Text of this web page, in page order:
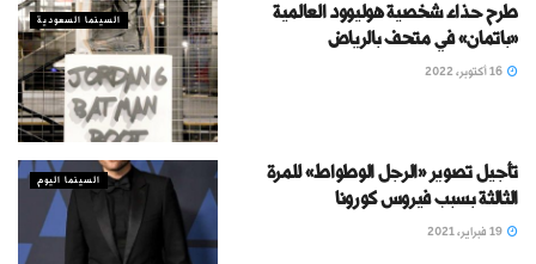
السينما السعودية
طرح حذاء شخصية هوليوود العالمية
«باتمان» في متحف بالرياض
السينما اليوم
تأجيل تصوير «الرجل الوطواط» للمرة
الثالثة بسبب فيروس كورونا